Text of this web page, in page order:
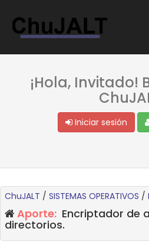
¡Hola, Invitado!
Iniciar sesión
ChuJALT / SISTEMAS OPERATIVOS /
Aporte: Encriptador de
directorios.